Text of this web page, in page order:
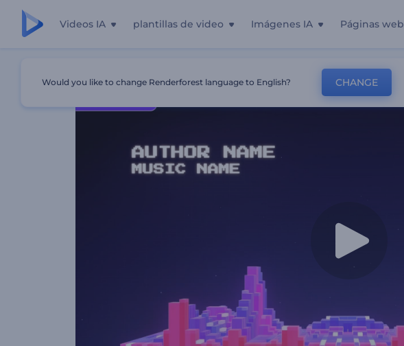
Videos IA plantillas de video Imágenes IA Páginas web
Would you like to change Renderforest language to English? CHANGE